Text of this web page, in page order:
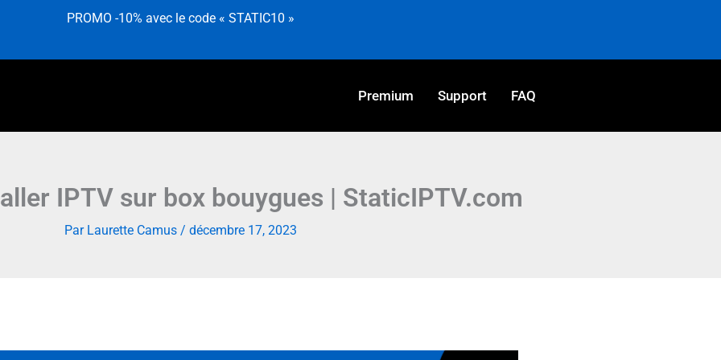
PROMO -10% avec le code « STATIC10 »
Premium Support FAQ
IPTV sur box bouygues | StaticIPTV.com
Par Laurette Camus / décembre 17, 2023